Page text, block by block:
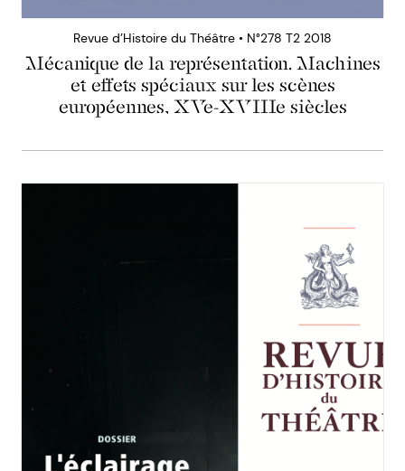
Revue d’Histoire du Théâtre • N°278 T2 2018
Mécanique de la représentation. Machines
et effets spéciaux sur les scènes
européennes, XVe-XVIIIe siècles